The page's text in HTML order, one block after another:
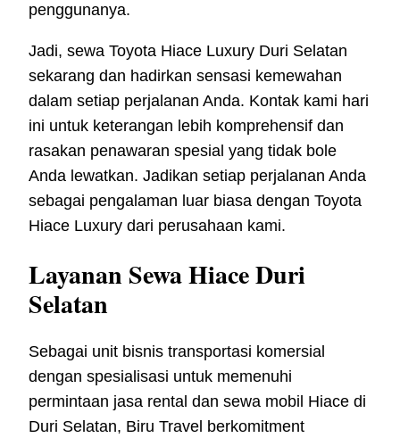
penggunanya.
Jadi, sewa Toyota Hiace Luxury Duri Selatan
sekarang dan hadirkan sensasi kemewahan
dalam setiap perjalanan Anda. Kontak kami hari
ini untuk keterangan lebih komprehensif dan
rasakan penawaran spesial yang tidak bole
Anda lewatkan. Jadikan setiap perjalanan Anda
sebagai pengalaman luar biasa dengan Toyota
Hiace Luxury dari perusahaan kami.
Layanan Sewa Hiace Duri
Selatan
Sebagai unit bisnis transportasi komersial
dengan spesialisasi untuk memenuhi
permintaan jasa rental dan sewa mobil Hiace di
Duri Selatan, Biru Travel berkomitment